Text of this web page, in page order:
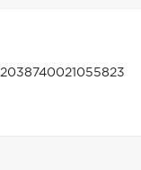
2038740021055823